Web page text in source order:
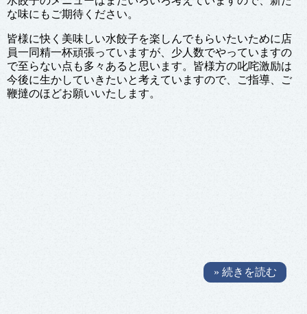
な味にもご期待ください。
皆様に快く美味しい水餃子を楽しんでもらいたいために店
員一同精一杯頑張っていますが、少人数でやっていますの
で至らない点も多々あると思います。皆様方の叱咤激励は
今後に生かしていきたいと考えていますので、ご指導、ご
鞭撻のほどお願いいたします。
» 続きを読む